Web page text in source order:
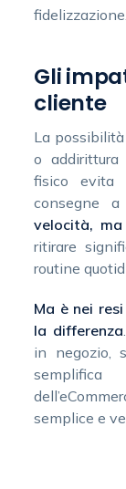
fidelizzazione.
Gli
cliente
La
o
fisico evita
consegne a
velocità,
ritirare
routine
Ma è nei
la differenza
in negozio,
semplice e